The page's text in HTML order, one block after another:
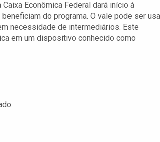
Econômica Federal dará início à
do programa. O vale pode ser
necessidade de intermediários. Este
em um dispositivo conhecido como